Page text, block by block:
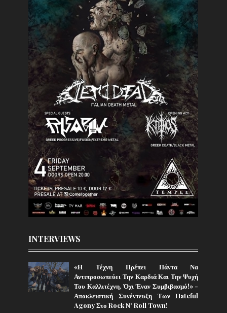
INTERVIEWS
«Η Τέχνη Πρέπει Πάντα Να
Αντιπροσωπεύει Την Καρδιά Και Την Ψυχή
Του Καλλιτέχνη, Όχι Έναν Συμβιβασμό!» -
Αποκλειστική Συνέντευξη Των Hateful
Agony Στο Rock N' Roll Town!